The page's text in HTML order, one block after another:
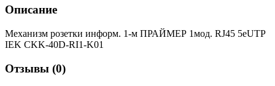
Описание
Механизм розетки информ. 1-м ПРАЙМЕР 1мод. RJ45 5еUTP
IEK CKK-40D-RI1-K01
Отзывы (0)